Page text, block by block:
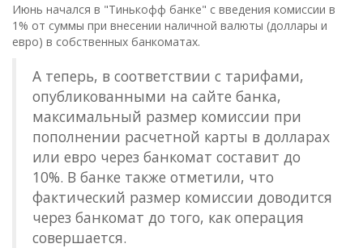
Июнь начался в "Тинькофф банке" с введения комиссии в
1% от суммы при внесении наличной валюты (доллары и
евро) в собственных банкоматах.
А теперь, в соответствии с тарифами,
опубликованными на сайте банка,
максимальный размер комиссии при
пополнении расчетной карты в долларах
или евро через банкомат составит до
10%. В банке также отметили, что
фактический размер комиссии доводится
через банкомат до того, как операция
совершается.